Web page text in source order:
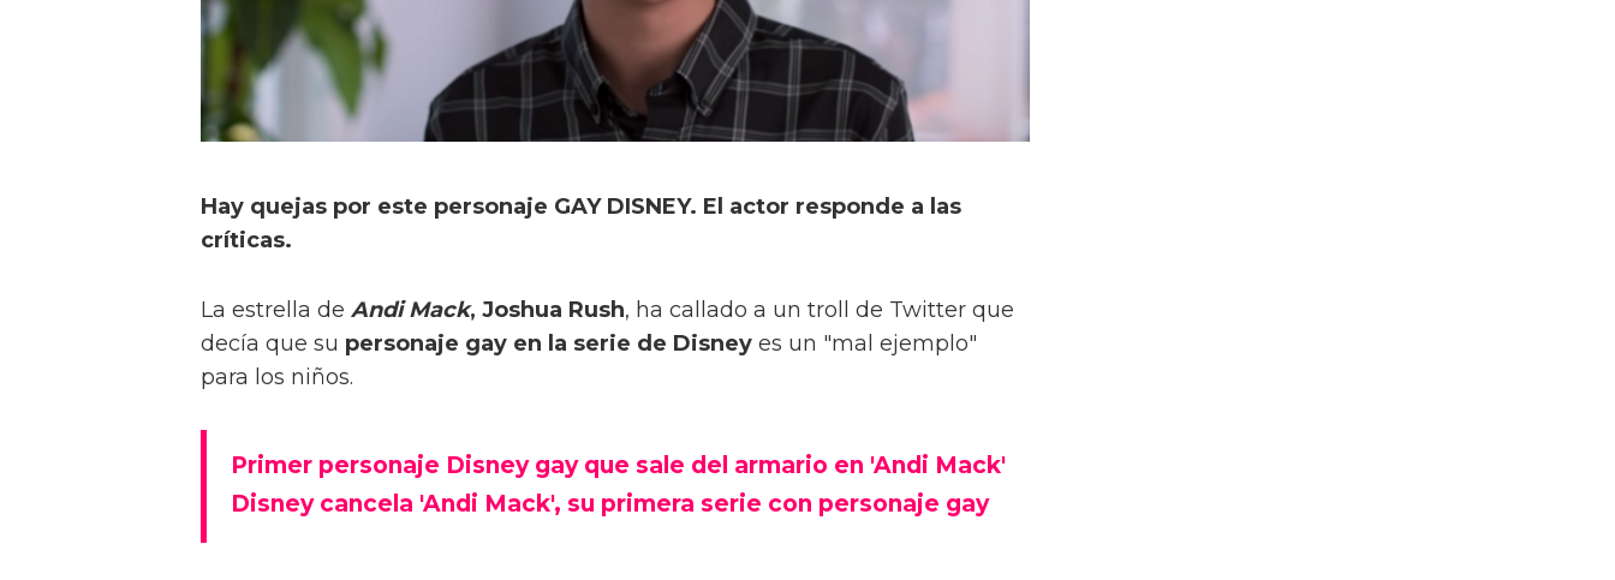
Hay quejas por este personaje GAY DISNEY. El actor responde a las
críticas.
La estrella de Andi Mack, Joshua Rush, ha callado a un troll de Twitter que
decía que su personaje gay en la serie de Disney es un "mal ejemplo"
para los niños.
Primer personaje Disney gay que sale del armario en 'Andi Mack'
Disney cancela 'Andi Mack', su primera serie con personaje gay